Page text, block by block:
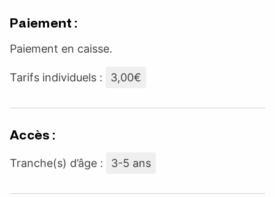
Paiement :
Paiement en caisse.
Tarifs individuels : 3,00€
Accès :
Tranche(s) d’âge : 3-5 ans